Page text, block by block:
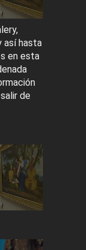
así hasta
en esta
de